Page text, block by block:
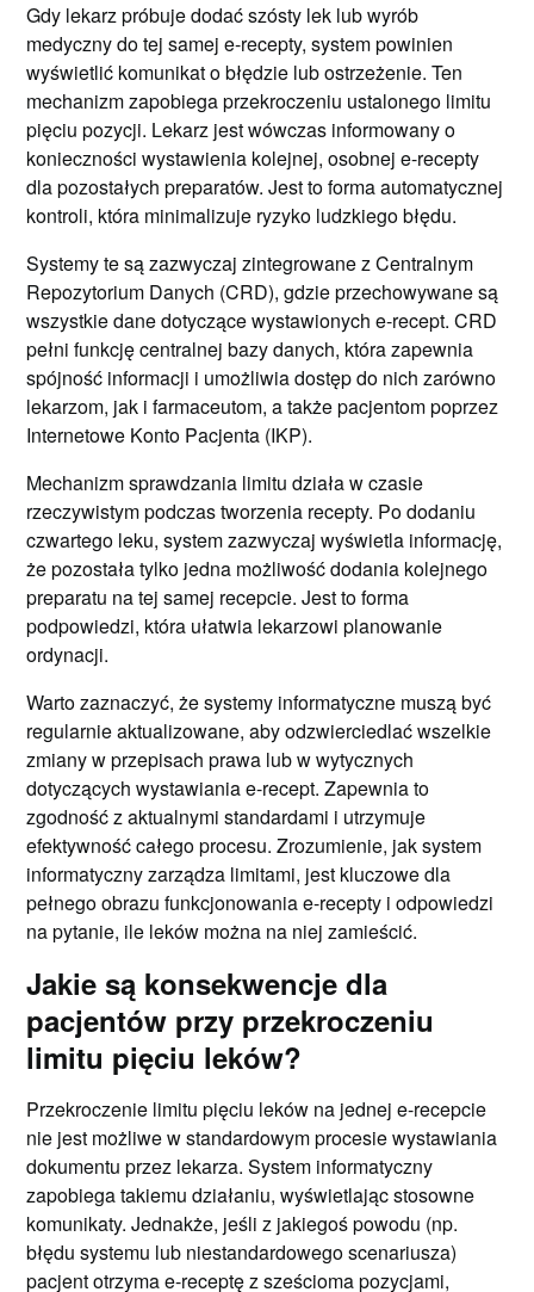
Gdy lekarz próbuje dodać szósty lek lub wyrób
medyczny do tej samej e-recepty, system powinien
wyświetlić komunikat o błędzie lub ostrzeżenie. Ten
mechanizm zapobiega przekroczeniu ustalonego limitu
pięciu pozycji. Lekarz jest wówczas informowany o
konieczności wystawienia kolejnej, osobnej e-recepty
dla pozostałych preparatów. Jest to forma automatycznej
kontroli, która minimalizuje ryzyko ludzkiego błędu.
Systemy te są zazwyczaj zintegrowane z Centralnym
Repozytorium Danych (CRD), gdzie przechowywane są
wszystkie dane dotyczące wystawionych e-recept. CRD
pełni funkcję centralnej bazy danych, która zapewnia
spójność informacji i umożliwia dostęp do nich zarówno
lekarzom, jak i farmaceutom, a także pacjentom poprzez
Internetowe Konto Pacjenta (IKP).
Mechanizm sprawdzania limitu działa w czasie
rzeczywistym podczas tworzenia recepty. Po dodaniu
czwartego leku, system zazwyczaj wyświetla informację,
że pozostała tylko jedna możliwość dodania kolejnego
preparatu na tej samej recepcie. Jest to forma
podpowiedzi, która ułatwia lekarzowi planowanie
ordynacji.
Warto zaznaczyć, że systemy informatyczne muszą być
regularnie aktualizowane, aby odzwierciedlać wszelkie
zmiany w przepisach prawa lub w wytycznych
dotyczących wystawiania e-recept. Zapewnia to
zgodność z aktualnymi standardami i utrzymuje
efektywność całego procesu. Zrozumienie, jak system
informatyczny zarządza limitami, jest kluczowe dla
pełnego obrazu funkcjonowania e-recepty i odpowiedzi
na pytanie, ile leków można na niej zamieścić.
Jakie są konsekwencje dla
pacjentów przy przekroczeniu
limitu pięciu leków?
Przekroczenie limitu pięciu leków na jednej e-recepcie
nie jest możliwe w standardowym procesie wystawiania
dokumentu przez lekarza. System informatyczny
zapobiega takiemu działaniu, wyświetlając stosowne
komunikaty. Jednakże, jeśli z jakiegoś powodu (np.
błędu systemu lub niestandardowego scenariusza)
pacjent otrzyma e-receptę z sześcioma pozycjami,